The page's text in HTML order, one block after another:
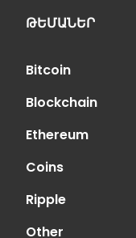
ԹԵՄԱՆԵՐ
Bitcoin
Blockchain
Ethereum
Coins
Ripple
Other